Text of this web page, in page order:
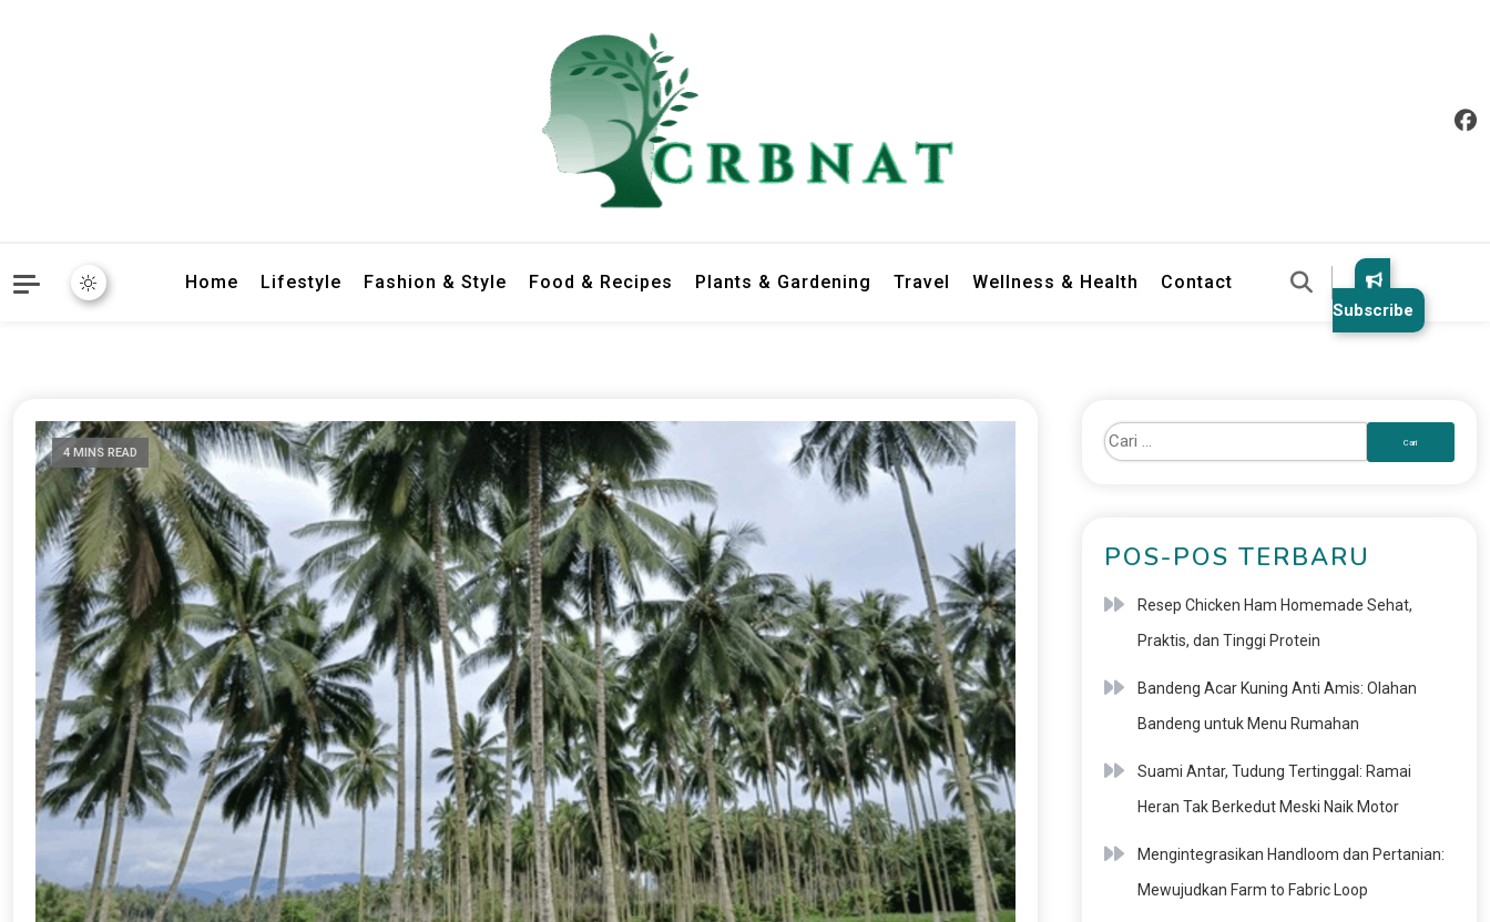
Home Lifestyle Fashion & Style Food & Recipes Plants & Gardening Travel Wellness & Health Contact
Subscribe
4 MINS READ
POS-POS TERBARU
Resep Chicken Ham Homemade Sehat,
Praktis, dan Tinggi Protein
Bandeng Acar Kuning Anti Amis: Olahan
Bandeng untuk Menu Rumahan
Suami Antar, Tudung Tertinggal: Ramai
Heran Tak Berkedut Meski Naik Motor
Mengintegrasikan Handloom dan Pertanian:
Mewujudkan Farm to Fabric Loop